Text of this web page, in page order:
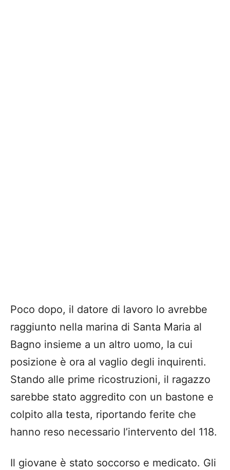
Poco dopo, il datore di lavoro lo avrebbe
raggiunto nella marina di Santa Maria al
Bagno insieme a un altro uomo, la cui
posizione è ora al vaglio degli inquirenti.
Stando alle prime ricostruzioni, il ragazzo
sarebbe stato aggredito con un bastone e
colpito alla testa, riportando ferite che
hanno reso necessario l’intervento del 118.
Il giovane è stato soccorso e medicato. Gli